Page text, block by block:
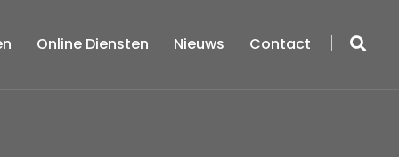
Online Diensten Nieuws Contact